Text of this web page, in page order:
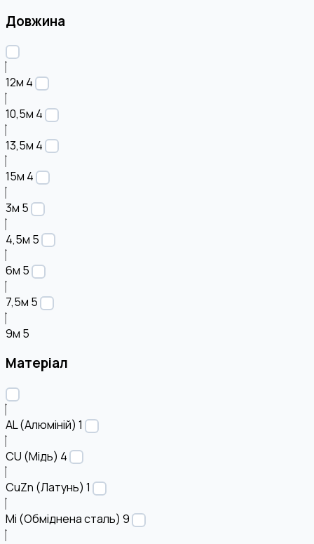
Довжина
12м 4
10,5м 4
13,5м 4
15м 4
3м 5
4,5м 5
6м 5
7,5м 5
9м 5
Матеріал
AL (Алюміній) 1
CU (Мідь) 4
CuZn (Латунь) 1
Mi (Обміднена сталь) 9